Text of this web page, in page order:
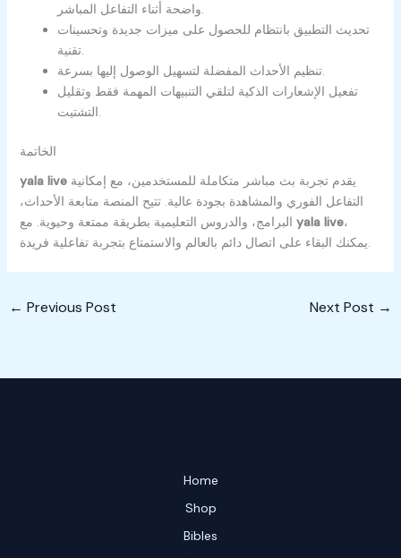
واضحة أثناء التفاعل المباشر.
تحديث التطبيق بانتظام للحصول على ميزات جديدة وتحسينات
تقنية.
تنظيم الأحداث المفضلة لتسهيل الوصول إليها بسرعة.
تفعيل الإشعارات الذكية لتلقي التنبيهات المهمة فقط وتقليل
التشتيت.
الخاتمة
yala liveيقدم تجربة بث مباشر متكاملة للمستخدمين، مع إمكانية
التفاعل الفوري والمشاهدة بجودة عالية. تتيح المنصة متابعة الأحداث،
yala live،
يمكنك البقاء على اتصال دائم بالعالم والاستمتاع بتجربة تفاعلية فريدة.
← Previous Post Next Post →
Home
Shop
Bibles